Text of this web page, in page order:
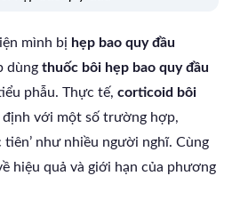
mình bị hẹp bao quy đầu
dùng thuốc bôi hẹp bao quy đầu
phẫu. Thực tế, corticoid bôi
với một số trường hợp,
tiên’ như nhiều người nghĩ. Cùng
hiệu quả và giới hạn của phương